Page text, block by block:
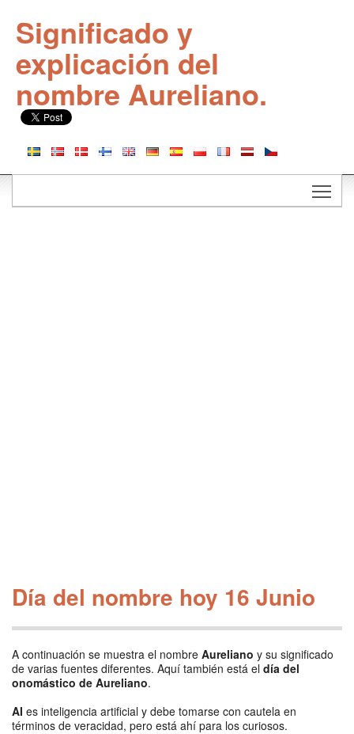
Significado y
explicación del
nombre Aureliano.
Día del nombre hoy 16 Junio
A continuación se muestra el nombre Aureliano y su significado
de varias fuentes diferentes. Aquí también está el día del
onomástico de Aureliano.
AI es inteligencia artificial y debe tomarse con cautela en
términos de veracidad, pero está ahí para los curiosos.